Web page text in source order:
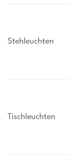
Stehleuchten
Tischleuchten